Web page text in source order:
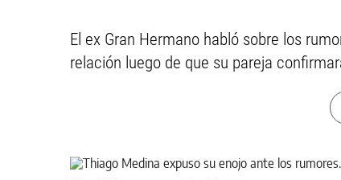
El ex Gran Hermano habló sobre los
relación luego de que su pareja